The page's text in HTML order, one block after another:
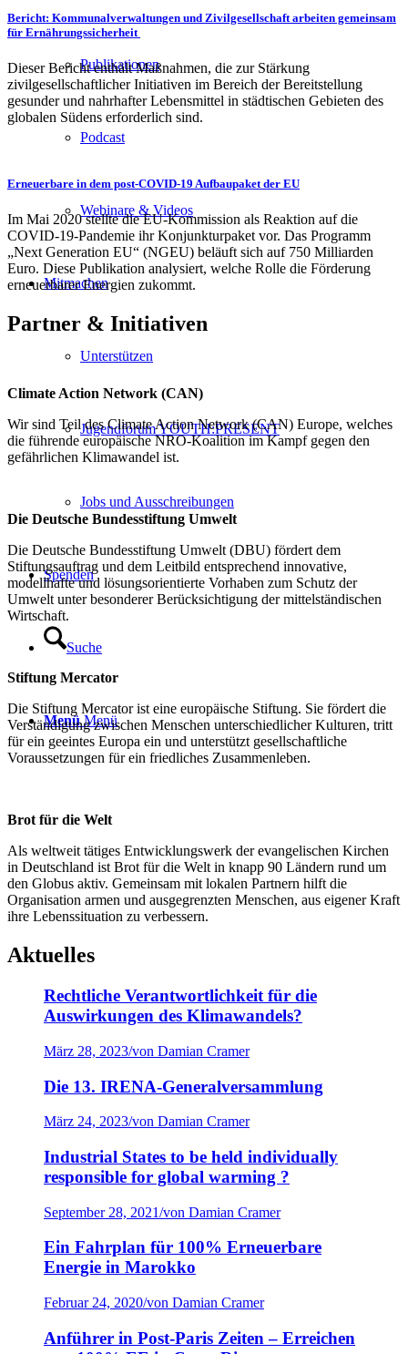
Publikationen
Podcast
Webinare & Videos
Mitmachen
Unterstützen
Jugendforum YOUTH:PRESENT
Jobs und Ausschreibungen
Spenden
Suche
Menü Menü
Bericht: Kommunalverwaltungen und Zivilgesellschaft arbeiten gemeinsam
für Ernährungssicherheit
Dieser Bericht enthält Maßnahmen, die zur Stärkung
zivilgesellschaftlicher Initiativen im Bereich der Bereitstellung
gesunder und nahrhafter Lebensmittel in städtischen Gebieten des
globalen Südens erforderlich sind.
Erneuerbare in dem post-COVID-19 Aufbaupaket der EU
Im Mai 2020 stellte die EU-Kommission als Reaktion auf die
COVID-19-Pandemie ihr Konjunkturpaket vor. Das Programm
„Next Generation EU“ (NGEU) beläuft sich auf 750 Milliarden
Euro. Diese Publikation analysiert, welche Rolle die Förderung
erneuerbarer Energien zukommt.
Partner & Initiativen
Climate Action Network (CAN)
Wir sind Teil des Climate Action Network (CAN) Europe, welches
die führende europäische NRO-Koalition im Kampf gegen den
gefährlichen Klimawandel ist.
Die Deutsche Bundesstiftung Umwelt
Die Deutsche Bundesstiftung Umwelt (DBU) fördert dem
Stiftungsauftrag und dem Leitbild entsprechend innovative,
modellhafte und lösungsorientierte Vorhaben zum Schutz der
Umwelt unter besonderer Berücksichtigung der mittelständischen
Wirtschaft.
Stiftung Mercator
Die Stiftung Mercator ist eine europäische Stiftung. Sie fördert die
Verständigung zwischen Menschen unterschiedlicher Kulturen, tritt
für ein geeintes Europa ein und unterstützt gesellschaftliche
Voraussetzungen für ein friedliches Zusammenleben.
Brot für die Welt
Als weltweit tätiges Entwicklungswerk der evangelischen Kirchen
in Deutschland ist Brot für die Welt in knapp 90 Ländern rund um
den Globus aktiv. Gemeinsam mit lokalen Partnern hilft die
Organisation armen und ausgegrenzten Menschen, aus eigener Kraft
ihre Lebenssituation zu verbessern.
Aktuelles
Rechtliche Verantwortlichkeit für die
Auswirkungen des Klimawandels?
März 28, 2023/von Damian Cramer
Die 13. IRENA-Generalversammlung
März 24, 2023/von Damian Cramer
Industrial States to be held individually
responsible for global warming ?
September 28, 2021/von Damian Cramer
Ein Fahrplan für 100% Erneuerbare
Energie in Marokko
Februar 24, 2020/von Damian Cramer
Anführer in Post-Paris Zeiten – Erreichen